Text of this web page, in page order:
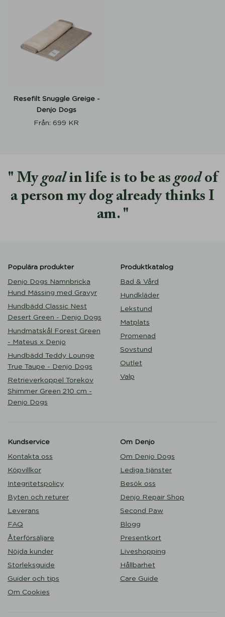
Resefilt Snuggle Greige -
Denjo Dogs
Från: 699 KR
My goalin life is to be as goodof
a person my dog already thinks I
am.
Populära produkter
Denjo Dogs Namnbricka
Hund Mässing med Gravyr
Hundbädd Classic Nest
Desert Green - Denjo Dogs
Hundmatskål Forest Green
- Mateus x Denjo
Hundbädd Teddy Lounge
True Taupe - Denjo Dogs
Retrieverkoppel Torekov
Shimmer Green 210 cm -
Denjo Dogs
Produktkatalog
Bad & Vård
Hundkläder
Lekstund
Matplats
Promenad
Sovstund
Outlet
Valp
Kundservice
Kontakta oss
Köpvillkor
Integritetspolicy
Byten och returer
Leverans
FAQ
Återförsäljare
Nöjda kunder
Storleksguide
Guider och tips
Om Cookies
Om Denjo
Om Denjo Dogs
Lediga tjänster
Besök oss
Denjo Repair Shop
Second Paw
Blogg
Presentkort
Liveshopping
Hållbarhet
Care Guide